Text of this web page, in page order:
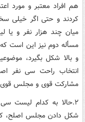
هم افراد معتبر و مورد
کردند و حتی اگر خیلی
میان چند هزار نفر و
مسأله دوم نیز این است
و بالا شکل بگیرد،
انتخاب راحت سی نفر
مشارکت قوی و مجلس قوی،
۲.حالا به کدام لیست
شکل دادن مجلس اصلح،